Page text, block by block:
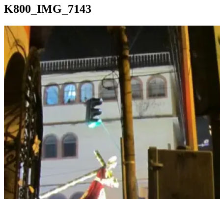
K800_IMG_7143